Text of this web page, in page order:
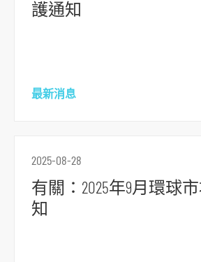
護通知
最新消息
2025-08-28
有關：2025年9月環球
知